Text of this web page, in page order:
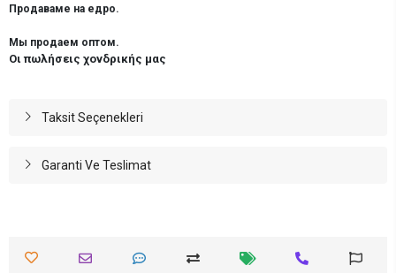
Продаваме на едро.
Мы продаем оптом.
Οι πωλήσεις χονδρικής μας
Taksit Seçenekleri
Garanti Ve Teslimat